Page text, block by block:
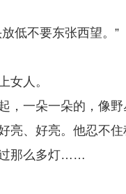
低不要东张西望。”
女人。
，一朵一朵的，像
亮、好亮。他忍不
过那么多灯……